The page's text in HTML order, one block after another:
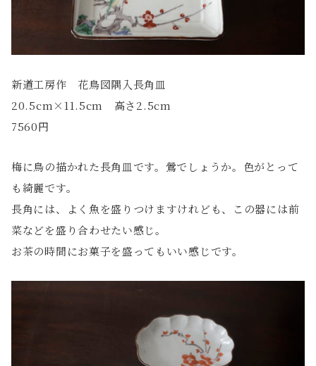
新道工房作 花鳥図隅入長角皿
20.5cm×11.5cm 高さ2.5cm
7560円
梅に鳥の描かれた長角皿です。鶯でしょうか。色がとって
も綺麗です。
長角には、よく魚を盛りつけますけれども、この器には前
菜などを盛り合わせたい感じ。
お茶の時間にお菓子を盛ってもいい感じです。